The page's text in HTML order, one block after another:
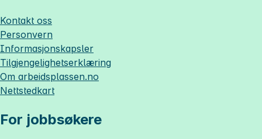
Kontakt oss
Personvern
Informasjonskapsler
Tilgjengelighetserklæring
Om arbeidsplassen.no
Nettstedkart
For jobbsøkere